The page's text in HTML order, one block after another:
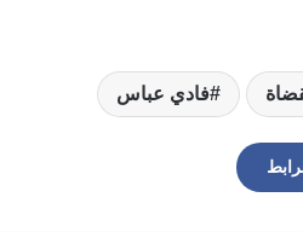
فادي عباس